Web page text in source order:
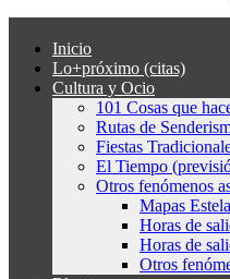
Inicio
Lo+próximo (citas)
Cultura y Ocio
101 Cosas que
Rutas de
Fiestas
El Tiempo
Otros fenómenos
Mapas
Horas de
Horas de
Otros